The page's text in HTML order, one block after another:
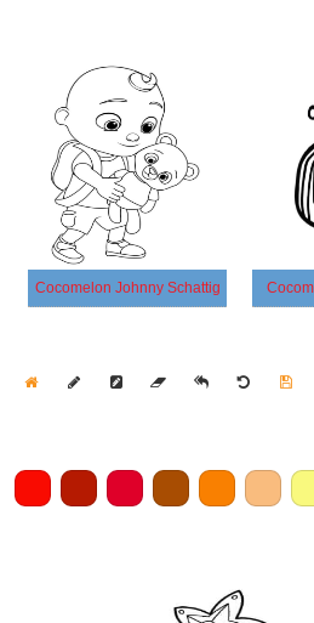
Cocomelon Johnny Schattig